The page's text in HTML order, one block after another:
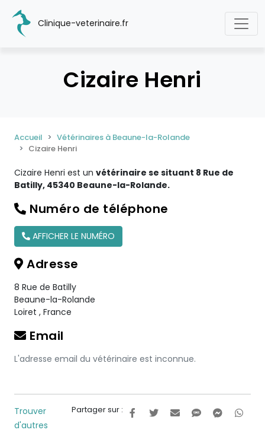
Clinique-veterinaire.fr
Cizaire Henri
Accueil
Vétérinaires à Beaune-la-Rolande
Cizaire Henri
Cizaire Henri est un vétérinaire se situant 8 Rue de
Batilly, 45340 Beaune-la-Rolande.
Numéro de téléphone
AFFICHER LE NUMÉRO
Adresse
8 Rue de Batilly
Beaune-la-Rolande
Loiret , France
Email
L'adresse email du vétérinaire est inconnue.
Partager sur :
Trouver
d'autres